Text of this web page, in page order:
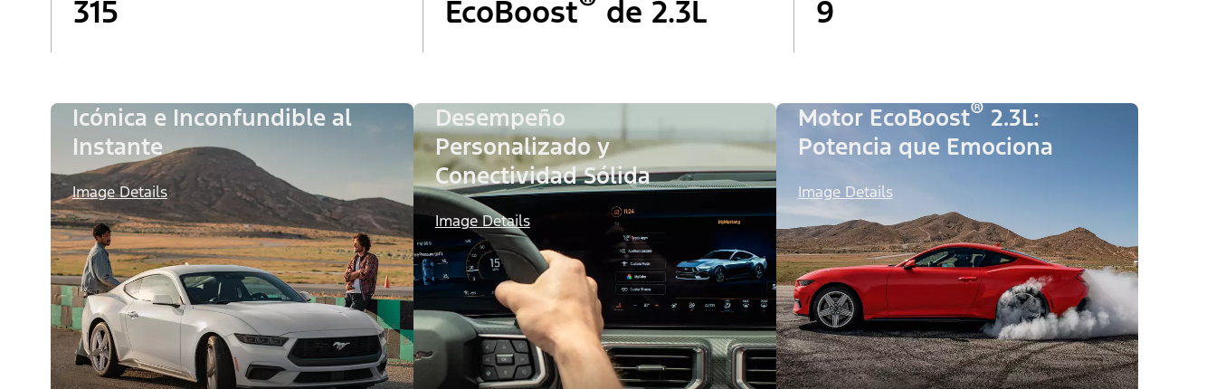
315 EcoBoost de 2.3L 9
Icónica e Inconfundible al
Instante
Image Details
Desempeño
Personalizado y
Conectividad Sólida
Image Details
Motor EcoBoost® 2.3L:
Potencia que Emociona
Image Details